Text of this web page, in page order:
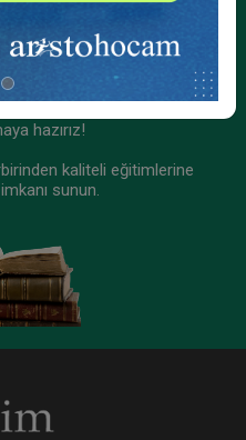
Alın
hazırız!
kaliteli eğitimlerine
sunun.